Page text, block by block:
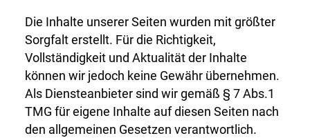
Die Inhalte unserer Seiten wurden mit größter
Sorgfalt erstellt. Für die Richtigkeit,
Vollständigkeit und Aktualität der Inhalte
können wir jedoch keine Gewähr übernehmen.
Als Diensteanbieter sind wir gemäß § 7 Abs.1
TMG für eigene Inhalte auf diesen Seiten nach
den allgemeinen Gesetzen verantwortlich.